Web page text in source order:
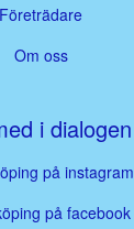
Företrädare
Om oss
i dialogen
på instagram
på facebook